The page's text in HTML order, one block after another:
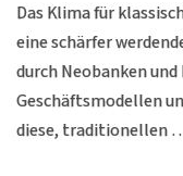
Das Klima für
eine schärfer
durch Neobanken
Geschäftsmodellen
diese, traditionellen